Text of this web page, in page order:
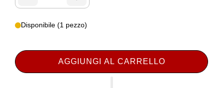
Disponibile (1 pezzo)
AGGIUNGI AL CARRELLO